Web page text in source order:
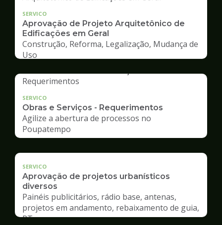
SERVICO
Aprovação de Projeto Arquitetônico de
Edificações em Geral
Construção, Reforma, Legalização, Mudança de
Uso
SERVICO
Obras e Serviços - Requerimentos
Agilize a abertura de processos no
Poupatempo
SERVICO
Aprovação de projetos urbanísticos
diversos
Painéis publicitários, rádio base, antenas,
projetos em andamento, rebaixamento de guia,
RT